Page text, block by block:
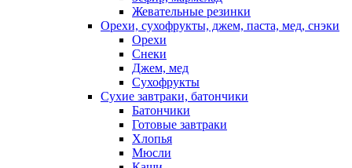
Жевательные резинки
Орехи, сухофрукты, джем, паста, мед, снэки
Орехи
Снеки
Джем, мед
Сухофрукты
Сухие завтраки, батончики
Батончики
Готовые завтраки
Хлопья
Мюсли